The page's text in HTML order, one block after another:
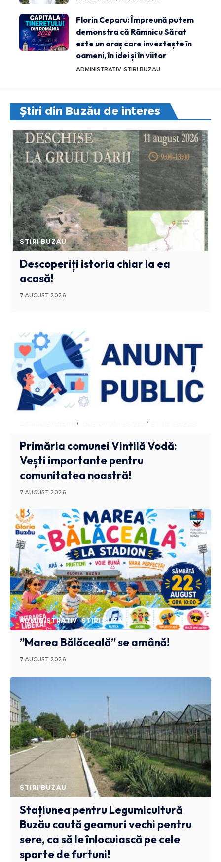
Florin Ceparu: Împreună putem
demonstra că Râmnicu Sărat
este un oraș care investește în
oameni, în idei și în viitor
ADMINISTRATIV STIRI BUZAU
Știri din Buzău de interes
STIRI BUZAU
Descoperiți istoria chiar la ea
acasă!
7 AUGUST 2026
ADMINISTRATIV ANUNTURI BUZAU
Primăria comunei Vintilă Vodă:
Vești importante pentru
comunitatea noastră!
7 AUGUST 2026
ADMINISTRATIV STIRI BUZAU
”Marea Bălăceală” se amână!
7 AUGUST 2026
STIRI BUZAU
Stațiunea pentru Legumicultură
Buzău caută geamuri vechi pentru
sere, ca să le înlocuiască pe cele
sparte de furtuni!